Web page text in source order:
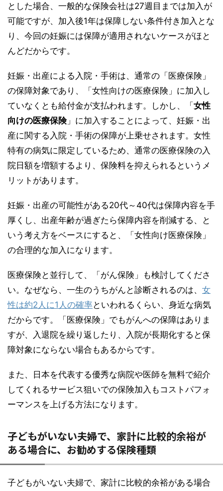
とした場合、一般的な保険会社は27週目までは加入が
可能ですが、加入後1年は保障しない条件付き加入とな
り、今回の妊娠には保障が適用されないケースがほと
んどだからです。
妊娠・出産による入院・手術は、通常の「医療保険」
の保障対象であり、「女性向けの医療保険」に加入し
ていなくとも給付金が支払われます。しかし、「女性
向けの医療保険」に加入することによって、妊娠・出
産に関する入院・手術の保障が上乗せされます。女性
特有の病気に限定しているため、通常の医療保険の入
院日額を増額するより、保険料を抑えられるというメ
リットがあります。
妊娠・出産の可能性がある20代～40代は保障内容を手
厚くし、出産年齢が過ぎたら保障内容を削減する、と
いう考え方をベースにすると、「女性向け医療保険」
の合理的な加入になります。
医療保険と並行して、「がん保険」も検討してくださ
い。なぜなら、一生のうちがんと診断されるのは、 女
性は約2人に1人の確率といわれるくらい、身近な病気
だからです。「医療保険」でもがんへの保障はありま
すが、入退院を繰り返したり、入院が長期化すると保
障対象にならない場合もあるからです。
また、日本を代表する優秀な病院や医師を無料で紹介
してくれるサービス狙いでの保険加入もコストパフォ
ーマンスを上げる方法になります。
子どもがいない夫婦で、家計に比較的余裕が
ある場合に、お勧めする保険種類
子どもがいない夫婦で、家計に比較的余裕がある場合